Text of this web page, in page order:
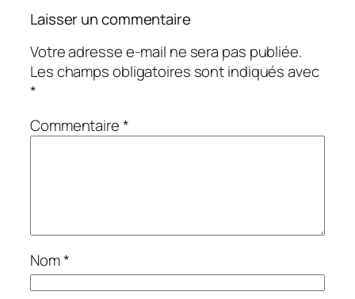
Laisser un commentaire
Votre adresse e-mail ne sera pas publiée.
Les champs obligatoires sont indiqués avec
*
Commentaire*
Nom*